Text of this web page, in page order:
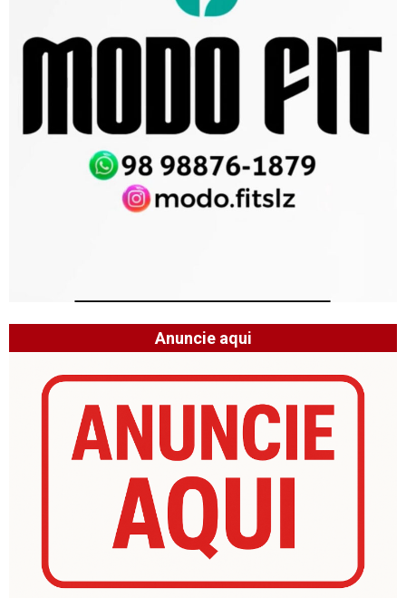
Anuncie aqui